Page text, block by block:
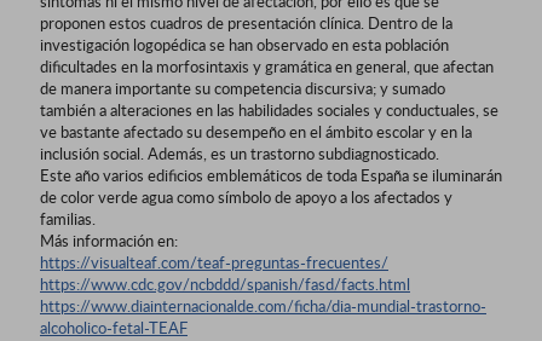
proponen estos cuadros de presentación clínica. Dentro de la
investigación logopédica se han observado en esta población
dificultades en la morfosintaxis y gramática en general, que afectan
de manera importante su competencia discursiva; y sumado
también a alteraciones en las habilidades sociales y conductuales, se
ve bastante afectado su desempeño en el ámbito escolar y en la
inclusión social. Además, es un trastorno subdiagnosticado.
Este año varios edificios emblemáticos de toda España se iluminarán
de color verde agua como símbolo de apoyo a los afectados y
familias.
Más información en:
https://visualteaf.com/teaf-preguntas-frecuentes/
https://www.cdc.gov/ncbddd/spanish/fasd/facts.html
https://www.diainternacionalde.com/ficha/dia-mundial-trastorno-
alcoholico-fetal-TEAF